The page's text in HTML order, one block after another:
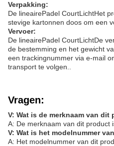
Verpakking:
De lineairePadel CourtLichtHet
stevige kartonnen doos om een
Vervoer:
De lineairePadel CourtLichtDe
de bestemming en het gewicht
een trackingnummer via e-mail
transport te volgen..
Vragen:
V: Wat is de merknaam van dit
A: De merknaam van dit product
V: Wat is het modelnummer
A: Het modelnummer van dit